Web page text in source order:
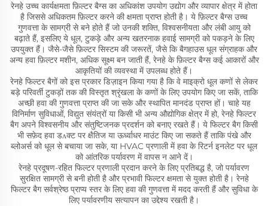
रेनहे उच्च कार्यक्षमता फ़िल्टर बैग्स का अधिकांश उपयोग उद्योग और व्यापार क्षेत्र में होता
है जिससे अधिकतम फ़िल्टर करने की क्षमता प्राप्त होती है। ये फ़िल्टर बैग्स उच्च
गुणवत्ता के सामग्री से बने होते हैं जो उनकी शक्ति, विश्वसनीयता और लंबी आयु को
बढ़ाते हैं, इसलिए ये धूल, टुकड़े और अन्य खतरनाक हवाई सामग्री को पकड़ने के लिए
उपयुक्त हैं। जैसे-जैसे फ़िल्टर सिस्टम की जरूरतें, जैसे कि बैगहाउस धूल संग्राहक और
अन्य हवा फ़िल्टर मशीन, अधिक सूक्ष्म बन जाती हैं, रेनहे के फ़िल्टर बैग्स कई आकारों और
आकृतियों की व्यवस्था में उपलब्ध होते हैं।
रेनहे फिल्टर बैगों को इस प्रकार डिज़ाइन किया गया है कि वे माइक्रो धूल कणों से लेकर
बड़े परिवर्ती टुकड़ों तक की विस्तृत श्रृंखला के कणों के लिए उपयोग किए जा सकें, ताकि
अच्छी हवा की गुणवत्ता प्राप्त की जा सके और स्थापित मानदंड प्राप्त हों। चाहे यह
विनिर्माण सुविधाओं, विद्युत संयंत्रों या किसी भी अन्य औद्योगिक क्षेत्र में हो, रेनहे फिल्टर
बैग अपने विश्वसनीय और संतुष्टिजनक प्रदर्शन को बनाए रखते हैं। ये फिल्टर बैग किसी
भी सफ़ेद हवा डʌक्ट पर क्षैतिज या ऊर्ध्वाधर माउंट किए जा सकते हैं ताकि पंखे और
ब्लोअर्स को धूल से बचाया जा सके, या HVAC प्रणाली में हवा के रिटर्न इनलेट पर धूल
को आंतरिक पर्यावरण में वापस न आने दें।
रेनहे प्रदूषण-रहित फिल्टर प्रणाली प्रदान करने के लिए प्रतिबद्ध है, जो पर्यावरण
सुरक्षित सामग्री से बनी होती है और प्रभावी फिल्टर क्षमता से युक्त होती है। रेनहे
फिल्टर बैग सर्वश्रेष्ठ प्राप्य स्तर के लिए हवा की गुणवत्ता में मदद करती हैं और सुविधा के
लिए पर्यावरणीय सत्यापन का उद्देश्य रखती है।